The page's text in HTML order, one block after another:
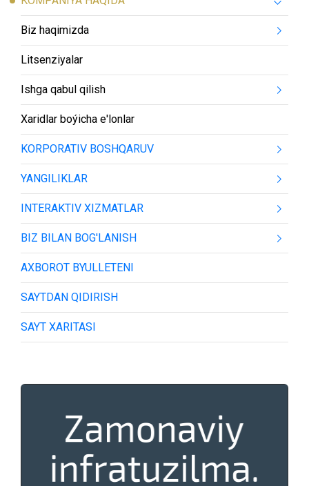
Biz haqimizda
Litsenziyalar
Ishga qabul qilish
Xaridlar boýicha e'lonlar
KORPORATIV BOSHQARUV
YANGILIKLAR
INTERAKTIV XIZMATLAR
BIZ BILAN BOG'LANISH
AXBOROT BYULLETENI
SAYTDAN QIDIRISH
SAYT XARITASI